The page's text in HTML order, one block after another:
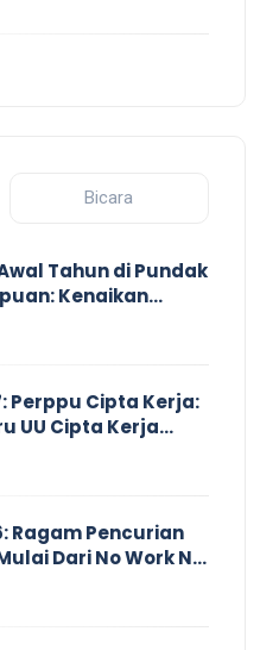
Bicara
Tahun di Pundak
Kenaikan
Ancaman
Perppu Cipta Kerja:
UU Cipta Kerja
Merugikan Buruh
Ragam Pencurian
Dari No Work No